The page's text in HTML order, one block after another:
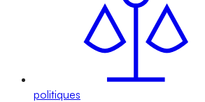
politiques